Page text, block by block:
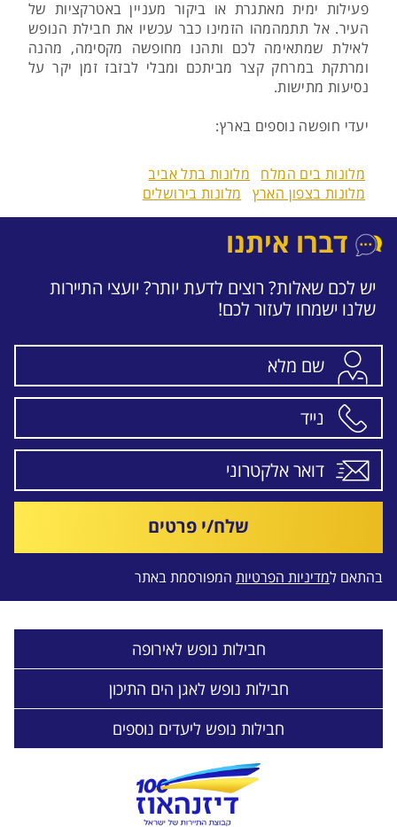
פעילות ימית מאתגרת או ביקור מעניין באטרקציות של
העיר. אל תתמהמהו הזמינו כבר עכשיו את חבילת הנופש
לאילת שמתאימה לכם ותהנו מחופשה מקסימה, מהנה
ומרתקת במרחק קצר מביתכם ומבלי לבזבז זמן יקר על
נסיעות מתישות.
יעדי חופשה נוספים בארץ:
מלונות בים המלח
מלונות בתל אביב
מלונות בצפון הארץ
מלונות בירושלים
דברו איתנו
יש לכם שאלות? רוצים לדעת יותר? יועצי התיירות
שלנו ישמחו לעזור לכם!
שלח/י פרטים
בהתאם למדיניות הפרטיות המפורסמת באתר
חבילות נופש לאירופה
חבילות נופש לאגן הים התיכון
חבילות נופש ליעדים נוספים